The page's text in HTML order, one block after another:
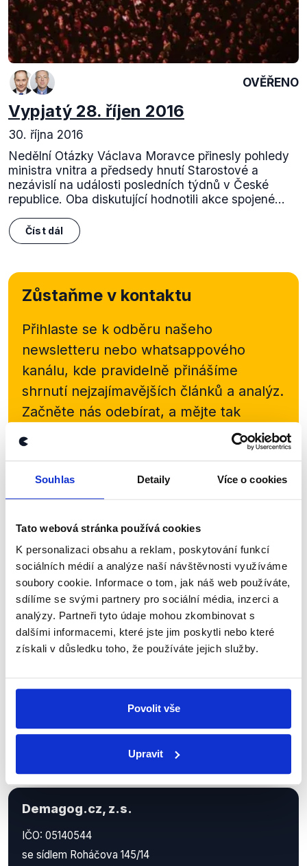
Souhlas Detaily Více o cookies
Tato webová stránka používá cookies
K personalizaci obsahu a reklam, poskytování funkcí
sociálních médií a analýze naší návštěvnosti využíváme
soubory cookie. Informace o tom, jak náš web používáte,
sdílíme se svými partnery pro sociální média, inzerci a
analýzy. Partneři tyto údaje mohou zkombinovat s
dalšími informacemi, které jste jim poskytli nebo které
získali v důsledku toho, že používáte jejich služby.
Povolit vše
Upravit
OVĚŘENO
Vypjatý 28. říjen 2016
30. října 2016
Nedělní Otázky Václava Moravce přinesly pohledy
ministra vnitra a předsedy hnutí Starostové a
nezávislí na události posledních týdnů v České
republice. Oba diskutující hodnotili akce spojené...
Číst dál
Zůstaňme v kontaktu
Přihlaste se k odběru našeho
newsletteru nebo whatsappového
kanálu, kde pravidelně přinášíme
shrnutí nejzajímavějších článků a analýz.
Začněte nás odebírat, a mějte tak
přehled o tom, jaké dezinformace a
Sociální sítě
Nenechte si ujít nejnovější události
z Demagog.cz. Sdílením našich
příspěvků přátelům podpoříte naši
Demagog.cz, z.s.
IČO: 05140544
se sídlem Roháčova 145/14